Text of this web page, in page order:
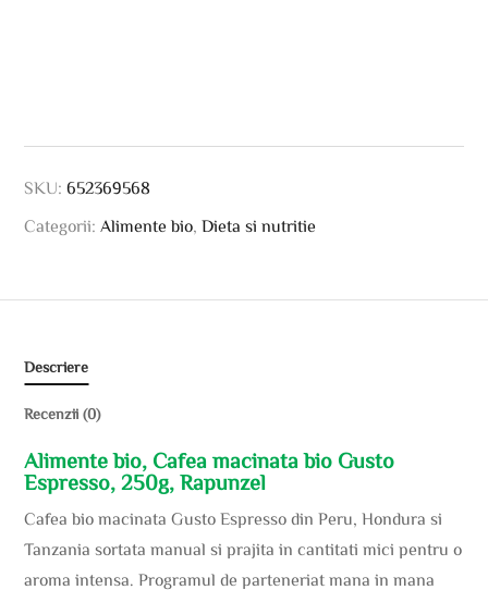
SKU:652369568
Categorii: Alimente bio ,Dieta si nutritie
Descriere
Recenzii (0)
Alimente bio, Cafea macinata bio Gusto
Espresso, 250g, Rapunzel
Cafea bio macinata Gusto Espresso din Peru, Hondura si
Tanzania sortata manual si prajita in cantitati mici pentru o
aroma intensa. Programul de parteneriat mana in mana